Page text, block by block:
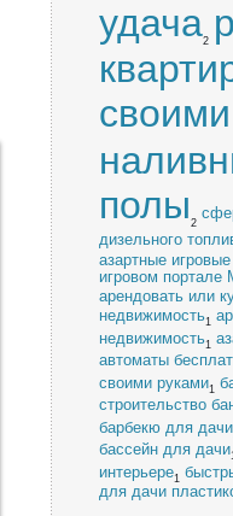
удача2
полы 2
дизельного
азартные
игровом портале
арендовать или
недвижимость1
недвижимость1
автоматы
своими руками1
строительство
барбекю для дачи
бассейн для дачи1
интерьере1
для дачи